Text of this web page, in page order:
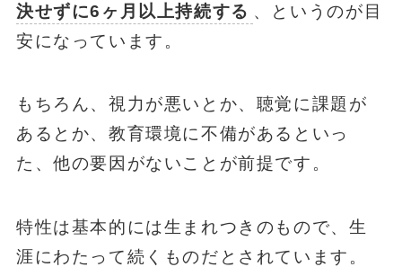
決せずに6ヶ月以上持続する 、というのが目
安になっています。
もちろん、視力が悪いとか、聴覚に課題が
あるとか、教育環境に不備があるといっ
た、他の要因がないことが前提です。
特性は基本的には生まれつきのもので、生
涯にわたって続くものだとされています。